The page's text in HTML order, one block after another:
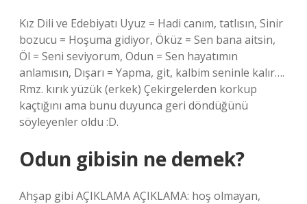
Kız Dili ve Edebiyatı Uyuz = Hadi canım, tatlısın, Sinir
bozucu = Hoşuma gidiyor, Öküz = Sen bana aitsin,
Öl = Seni seviyorum, Odun = Sen hayatımın
anlamısın, Dışarı = Yapma, git, kalbim seninle kalır….
Rmz. kırık yüzük (erkek) Çekirgelerden korkup
kaçtığını ama bunu duyunca geri döndüğünü
söyleyenler oldu :D.
Odun gibisin ne demek?
Ahşap gibi AÇIKLAMA AÇIKLAMA: hoş olmayan,